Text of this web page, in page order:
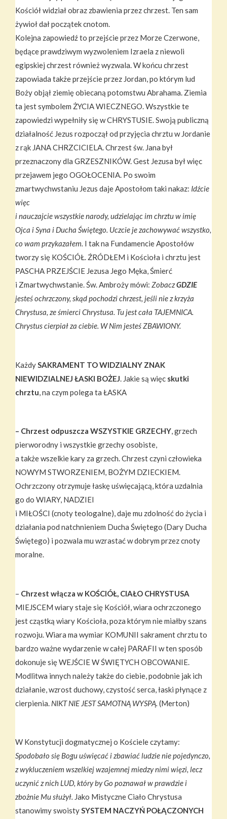
Kościół widział obraz zbawienia przez chrzest. Ten sam
żywioł dał początek cnotom.
Kolejna zapowiedź to przejście przez Morze Czerwone,
będące prawdziwym wyzwoleniem Izraela z niewoli
egipskiej chrzest również wyzwala. W końcu chrzest
zapowiada także przejście przez Jordan, po którym lud
Boży objął ziemię obiecaną potomstwu Abrahama. Ziemia
ta jest symbolem ŻYCIA WIECZNEGO. Wszystkie te
zapowiedzi wypełniły się w CHRYSTUSIE. Swoją publiczną
działalność Jezus rozpoczął od przyjęcia chrztu w Jordanie
z rąk JANA CHRZCICIELA. Chrzest św. Jana był
przeznaczony dla GRZESZNIKÓW. Gest Jezusa był więc
przejawem jego OGOŁOCENIA. Po swoim
zmartwychwstaniu Jezus daje Apostołom taki nakaz: Idźcie
więc
i nauczajcie wszystkie narody, udzielając im chrztu w imię
Ojca i Syna i Ducha Świętego. Uczcie je zachowywać wszystko,
co wam przykazałem. I tak na Fundamencie Apostołów
tworzy się KOŚCIÓŁ. ŹRÓDŁEM i Kościoła i chrztu jest
PASCHA PRZEJŚCIE Jezusa Jego Męka, Śmierć
i Zmartwychwstanie. Św. Ambroży mówi: ZobaczGDZIE
jesteś ochrzczony, skąd pochodzi chrzest, jeśli nie z krzyża
Chrystusa, ze śmierci Chrystusa. Tu jest cała TAJEMNICA.
Chrystus cierpiał za ciebie. W Nim jesteś ZBAWIONY.
KażdySAKRAMENT TO WIDZIALNY ZNAK
NIEWIDZIALNEJ ŁASKI BOŻEJ. Jakie są więc skutki
chrztu, na czym polega ta ŁASKA
– Chrzest odpuszcza WSZYSTKIE GRZECHY, grzech
pierworodny i wszystkie grzechy osobiste,
a także wszelkie kary za grzech. Chrzest czyni człowieka
NOWYM STWORZENIEM, BOŻYM DZIECKIEM.
Ochrzczony otrzymuje łaskę uświęcającą, która uzdalnia
go do WIARY, NADZIEI
i MIŁOŚCI (cnoty teologalne), daje mu zdolność do życia i
działania pod natchnieniem Ducha Świętego (Dary Ducha
Świętego) i pozwala mu wzrastać w dobrym przez cnoty
moralne.
– Chrzest włącza w KOŚCIÓŁ, CIAŁO CHRYSTUSA
MIEJSCEM wiary staje się Kościół, wiara ochrzczonego
jest cząstką wiary Kościoła, poza którym nie miałby szans
rozwoju. Wiara ma wymiar KOMUNII sakrament chrztu to
bardzo ważne wydarzenie w całej PARAFII w ten sposób
dokonuje się WEJŚCIE W ŚWIĘTYCH OBCOWANIE.
Modlitwa innych należy także do ciebie, podobnie jak ich
działanie, wzrost duchowy, czystość serca, łaski płynące z
cierpienia. NIKT NIE JEST SAMOTNĄ WYSPĄ. (Merton)
W Konstytucji dogmatycznej o Kościele czytamy:
Spodobało się Bogu uświęcać i zbawiać ludzie nie pojedynczo,
z wykluczeniem wszelkiej wzajemnej miedzy nimi więzi, lecz
uczynić z nich LUD, który by Go poznawał w prawdzie i
zbożnie Mu służył. Jako Mistyczne Ciało Chrystusa
stanowimy swoistySYSTEM NACZYŃ POŁĄCZONYCH